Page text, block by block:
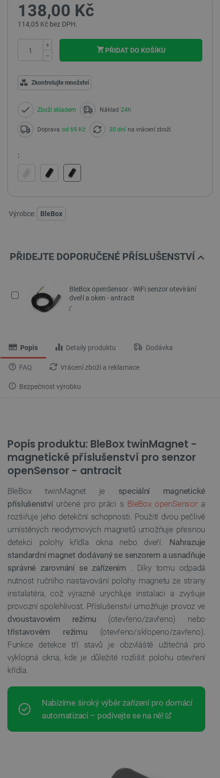
138,00 Kč
114,05 Kč bez DPH.
+
−
PŘIDAT DO KOŠÍKU
Zkontrolujte množství
Zboží skladem Náklad 24h
Doprava od 69 Kč 30 dní na vrácení zboží
:
Výrobce: BleBox
PŘIDEJTE DOPORUČENÉ PŘÍSLUŠENSTVÍ
BleBox openSensor - WiFi senzor otevírání
dveří a oken - antracit
Popis Detaily produktu Dodávka
FAQ Vrácení zboží a reklamace
Bezpečnost výrobku
Popis produktu: BleBox twinMagnet -
magnetické příslušenství pro senzor
openSensor - antracit
BleBox twinMagnet je speciální magnetické
příslušenstvíurčené pro práci s BleBox openSensora
rozšiřuje jeho detekční schopnosti. Použití dvou pečlivě
umístěných neodymových magnetů umožňuje přesnou
detekci polohy křídla okna nebo dveří. Nahrazuje
standardní magnet dodávaný se senzorem a usnadňuje
správné zarovnání se zařízením . Díky tomu odpadá
nutnost ručního nastavování polohy magnetu ze strany
instalatéra, což výrazně urychluje instalaci a zvyšuje
provozní spolehlivost. Příslušenství umožňuje provoz ve
dvoustavovém režimu (otevřeno/zavřeno) nebo
třístavovém režimu (otevřeno/sklopeno/zavřeno).
Funkce detekce tří stavů je obzvláště užitečná pro
výklopná okna, kde je důležité rozlišit polohu otevření
křídla.
Nabízíme široký výběr zařízení pro domácí
automatizaci – podívejte se na ně!